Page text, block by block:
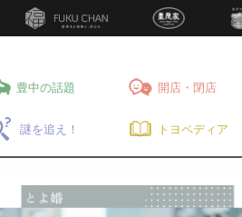
豊中の話題 開店・閉店
謎を追え！ トヨペディア